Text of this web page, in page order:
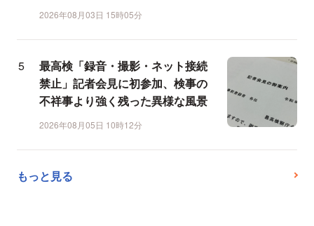
2026年08月03日 15時05分
最高検「録音・撮影・ネット接続
禁止」記者会見に初参加、検事の
不祥事より強く残った異様な風景
2026年08月05日 10時12分
もっと見る